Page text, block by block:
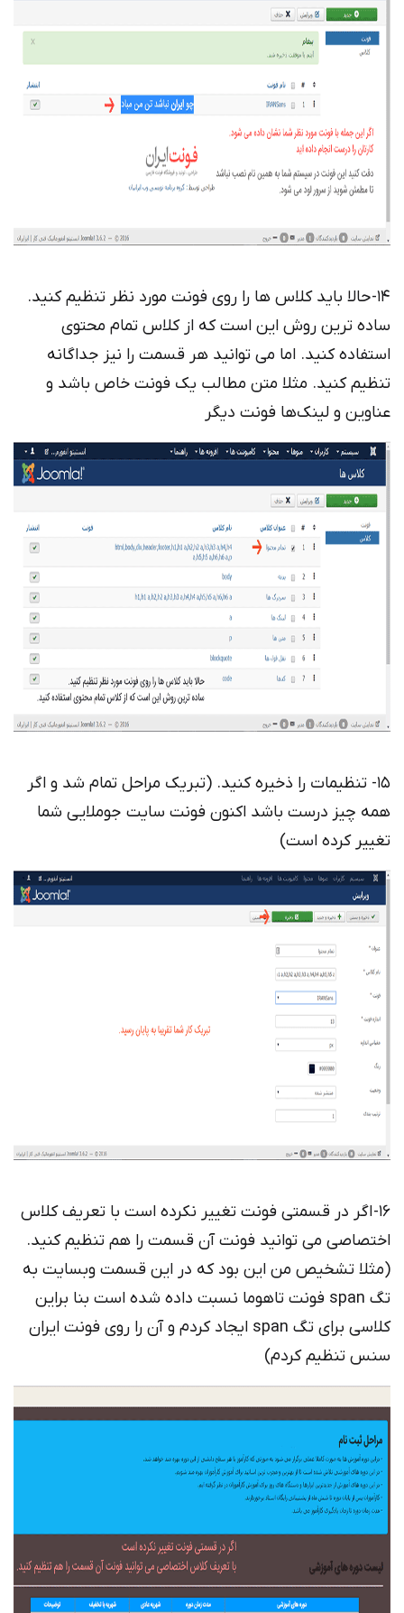
14- حالا باید کلاس ها را روی فونت مورد نظر تنظیم کنید.
ساده ترین روش این است که از کلاس تمام محتوی
استفاده کنید. اما می توانید هر قسمت را نیز جداگانه
تنظیم کنید. مثلا متن مطالب یک فونت خاص باشد و
عناوین و لینک‌ها فونت دیگر
15- تنظیمات را ذخیره کنید. (تبریک مراحل تمام شد و اگر
همه چیز درست باشد اکنون فونت سایت جوملایی شما
تغییر کرده است)
16- اگر در قسمتی فونت تغییر نکرده است با تعریف کلاس
اختصاصی می توانید فونت آن قسمت را هم تنظیم کنید.
(مثلا تشخیص من این بود که در این قسمت وبسایت به
تگ span فونت تاهوما نسبت داده شده است بنا براین
کلاسی برای تگ span ایجاد کردم و آن را روی فونت ایران
سنس تنظیم کردم)